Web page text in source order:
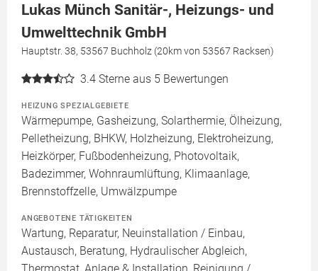
Lukas Münch Sanitär-, Heizungs- und
Umwelttechnik GmbH
Hauptstr. 38, 53567 Buchholz (20km von 53567 Racksen)
3.4 Sterne aus 5 Bewertungen
HEIZUNG SPEZIALGEBIETE
Wärmepumpe, Gasheizung, Solarthermie, Ölheizung,
Pelletheizung, BHKW, Holzheizung, Elektroheizung,
Heizkörper, Fußbodenheizung, Photovoltaik,
Badezimmer, Wohnraumlüftung, Klimaanlage,
Brennstoffzelle, Umwälzpumpe
ANGEBOTENE TÄTIGKEITEN
Wartung, Reparatur, Neuinstallation / Einbau,
Austausch, Beratung, Hydraulischer Abgleich,